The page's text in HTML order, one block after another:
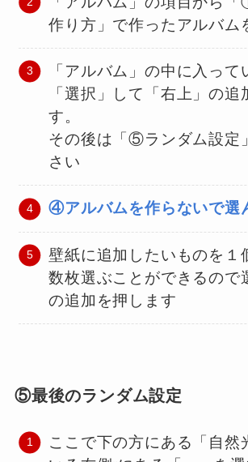
作り方」で作ったアルバム
「アルバム」の中に入って
「選択」して「右上」の追
す。
その後は「⑤ランダム設定
さい
④アルバムを作らないで選
壁紙に追加したいものを１
数枚選ぶことができるので
の追加を押します
⑤最後のランダム設定
ここで下の方にある「自然